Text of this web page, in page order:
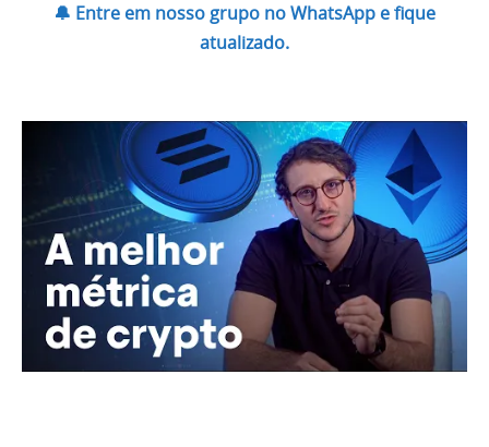
🔔 Entre em nosso grupo no WhatsApp e fique
atualizado.